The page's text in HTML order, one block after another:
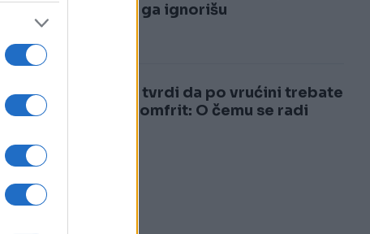
mnogi ga ignorišu
4
Ljekar tvrdi da po vrućini trebate
jesti pomfrit: O čemu se radi